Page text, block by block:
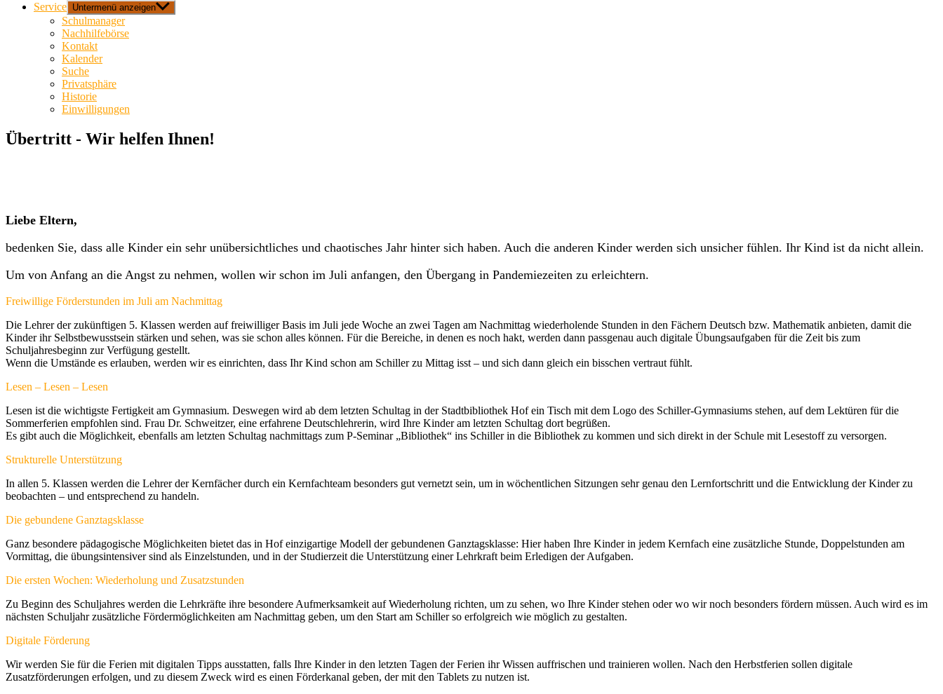
Service Untermenü anzeigen
Schulmanager
Nachhilfebörse
Kontakt
Kalender
Suche
Privatsphäre
Historie
Einwilligungen
Übertritt - Wir helfen Ihnen!
Liebe Eltern,
bedenken Sie, dass alle Kinder ein sehr unübersichtliches und chaotisches Jahr hinter sich haben. Auch die anderen Kinder werden sich unsicher fühlen. Ihr Kind ist da nicht allein.
Um von Anfang an die Angst zu nehmen, wollen wir schon im Juli anfangen, den Übergang in Pandemiezeiten zu erleichtern.
Freiwillige Förderstunden im Juli am Nachmittag
Die Lehrer der zukünftigen 5. Klassen werden auf freiwilliger Basis im Juli jede Woche an zwei Tagen am Nachmittag wiederholende Stunden in den Fächern Deutsch bzw. Mathematik anbieten, damit die
Kinder ihr Selbstbewusstsein stärken und sehen, was sie schon alles können. Für die Bereiche, in denen es noch hakt, werden dann passgenau auch digitale Übungsaufgaben für die Zeit bis zum
Schuljahresbeginn zur Verfügung gestellt.
Wenn die Umstände es erlauben, werden wir es einrichten, dass Ihr Kind schon am Schiller zu Mittag isst – und sich dann gleich ein bisschen vertraut fühlt.
Lesen – Lesen – Lesen
Lesen ist die wichtigste Fertigkeit am Gymnasium. Deswegen wird ab dem letzten Schultag in der Stadtbibliothek Hof ein Tisch mit dem Logo des Schiller-Gymnasiums stehen, auf dem Lektüren für die
Sommerferien empfohlen sind. Frau Dr. Schweitzer, eine erfahrene Deutschlehrerin, wird Ihre Kinder am letzten Schultag dort begrüßen.
Es gibt auch die Möglichkeit, ebenfalls am letzten Schultag nachmittags zum P-Seminar „Bibliothek“ ins Schiller in die Bibliothek zu kommen und sich direkt in der Schule mit Lesestoff zu versorgen.
Strukturelle Unterstützung
In allen 5. Klassen werden die Lehrer der Kernfächer durch ein Kernfachteam besonders gut vernetzt sein, um in wöchentlichen Sitzungen sehr genau den Lernfortschritt und die Entwicklung der Kinder zu
beobachten – und entsprechend zu handeln.
Die gebundene Ganztagsklasse
Ganz besondere pädagogische Möglichkeiten bietet das in Hof einzigartige Modell der gebundenen Ganztagsklasse: Hier haben Ihre Kinder in jedem Kernfach eine zusätzliche Stunde, Doppelstunden am
Vormittag, die übungsintensiver sind als Einzelstunden, und in der Studierzeit die Unterstützung einer Lehrkraft beim Erledigen der Aufgaben.
Die ersten Wochen: Wiederholung und Zusatzstunden
Zu Beginn des Schuljahres werden die Lehrkräfte ihre besondere Aufmerksamkeit auf Wiederholung richten, um zu sehen, wo Ihre Kinder stehen oder wo wir noch besonders fördern müssen. Auch wird es im
nächsten Schuljahr zusätzliche Fördermöglichkeiten am Nachmittag geben, um den Start am Schiller so erfolgreich wie möglich zu gestalten.
Digitale Förderung
Wir werden Sie für die Ferien mit digitalen Tipps ausstatten, falls Ihre Kinder in den letzten Tagen der Ferien ihr Wissen auffrischen und trainieren wollen. Nach den Herbstferien sollen digitale
Zusatzförderungen erfolgen, und zu diesem Zweck wird es einen Förderkanal geben, der mit den Tablets zu nutzen ist.